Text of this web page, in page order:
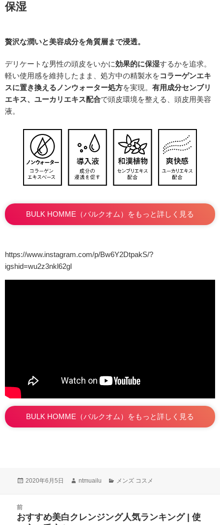
保湿
贅沢な潤いと美容成分を角質層まで浸透。
デリケートな男性の頭皮をいかに効果的に保湿するかを追求。
軽い使用感を維持したまま、処方中の精製水をコラーゲンエキ
スに置き換えるノンウォーター処方を実現。 有用成分センブリ
エキス、ユーカリエキス配合で頭皮環境を整える、頭皮用美容
液。
BULK HOMME（バルクオム）をもっと詳しく見る
https://www.instagram.com/p/Bw6Y2DtpakS/?
igshid=wu2z3nkl62gl
BULK HOMME（バルクオム）をもっと詳しく見る
投
2020年6月5日
作
ntmuailu
カ
ー
メンズ コスメ
前
前
おすすめ美白クレンジング人気ランキング | 使